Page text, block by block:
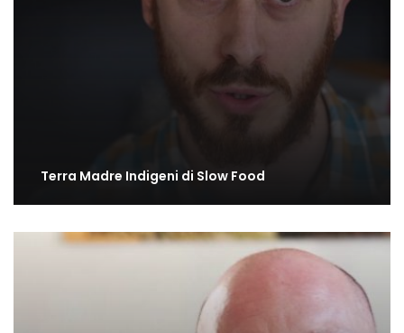
Terra Madre Indigeni di Slow Food